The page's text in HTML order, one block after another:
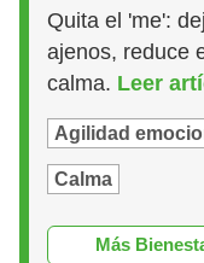
Quita el 'me':
ajenos, reduce
calma. Leer
Agilidad
Calma
Más